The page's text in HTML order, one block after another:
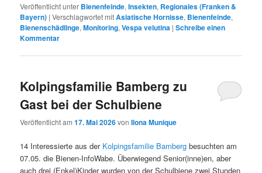
Veröffentlicht unter Bienenfeinde,Insekten, Regionales (Franken &
Bayern) |Verschlagwortet mitAsiatische Hornisse, Bienenfeinde,
Bienenschädlinge,Monitoring,Vespa velutina |Schreibe einen
Kommentar
Kolpingsfamilie Bamberg zu
Gast bei der Schulbiene
Veröffentlicht am17. Mai 2026vonIlona Munique
14 Interessierte aus der Kolpingsfamilie Bamberg besuchten am
07.05. die Bienen-InfoWabe. Überwiegend Senior(inne)en, aber
auch drei (Enkel)Kinder wurden von der Schulbiene zwei Stunden